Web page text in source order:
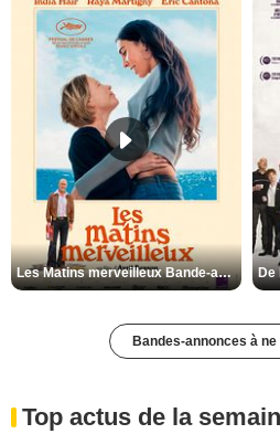
Les Matins merveilleux Bande-annonce VF
Bandes-annonces à
Top actus de la